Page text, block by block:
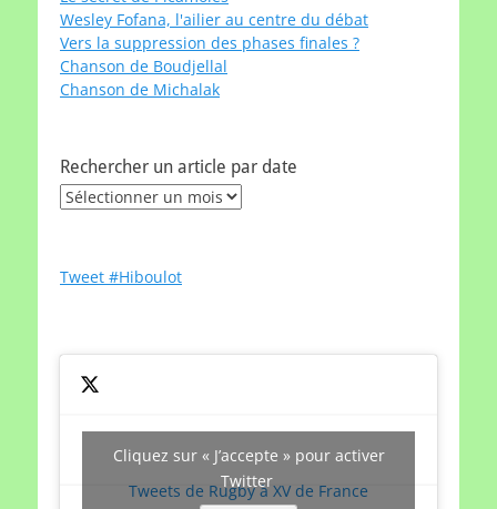
Wesley Fofana, l'ailier au centre du débat
Vers la suppression des phases finales ?
Chanson de Boudjellal
Chanson de Michalak
Rechercher un article par date
Rechercher
date
Tweet #Hiboulot
Tweets de Rugby à XV de France
Cliquez sur « J’accepte » pour activer
Twitter